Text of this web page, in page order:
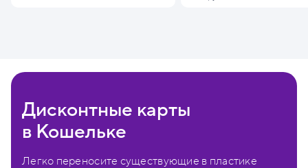
Дисконтные карты
в Кошельке
Легко переносите существующие в пластике